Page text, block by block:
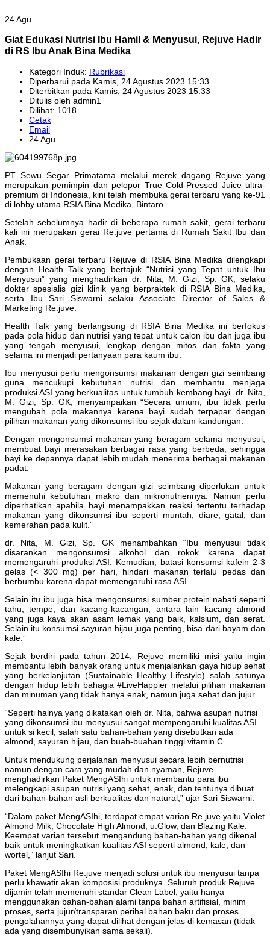
24 Agu
Giat Edukasi Nutrisi Ibu Hamil & Menyusui, Rejuve Hadir
di RS Ibu Anak Bina Medika
Kategori Induk: Rubrikasi
Diperbarui pada Kamis, 24 Agustus 2023 15:33
Diterbitkan pada Kamis, 24 Agustus 2023 15:33
Ditulis oleh admin1
Dilihat: 1018
Cetak
Email
24 Agu
PT Sewu Segar Primatama melalui merek dagang Rejuve yang
merupakan pemimpin dan pelopor True Cold-Pressed Juice ultra-
premium di Indonesia, kini telah membuka gerai terbaru yang ke-91
di lobby utama RSIA Bina Medika, Bintaro.
Setelah sebelumnya hadir di beberapa rumah sakit, gerai terbaru
kali ini merupakan gerai Re.juve pertama di Rumah Sakit Ibu dan
Anak.
Pembukaan gerai terbaru Rejuve di RSIA Bina Medika dilengkapi
dengan Health Talk yang bertajuk “Nutrisi yang Tepat untuk Ibu
Menyusui” yang menghadirkan dr. Nita, M. Gizi, Sp. GK, selaku
dokter spesialis gizi klinik yang berpraktek di RSIA Bina Medika,
serta Ibu Sari Siswarni selaku Associate Director of Sales &
Marketing Re.juve.
Health Talk yang berlangsung di RSIA Bina Medika ini berfokus
pada pola hidup dan nutrisi yang tepat untuk calon ibu dan juga ibu
yang tengah menyusui, lengkap dengan mitos dan fakta yang
selama ini menjadi pertanyaan para kaum ibu.
Ibu menyusui perlu mengonsumsi makanan dengan gizi seimbang
guna mencukupi kebutuhan nutrisi dan membantu menjaga
produksi ASI yang berkualitas untuk tumbuh kembang bayi. dr. Nita,
M. Gizi, Sp. GK, menyampaikan “Secara umum, ibu tidak perlu
mengubah pola makannya karena bayi sudah terpapar dengan
pilihan makanan yang dikonsumsi ibu sejak dalam kandungan.
Dengan mengonsumsi makanan yang beragam selama menyusui,
membuat bayi merasakan berbagai rasa yang berbeda, sehingga
bayi ke depannya dapat lebih mudah menerima berbagai makanan
padat.
Makanan yang beragam dengan gizi seimbang diperlukan untuk
memenuhi kebutuhan makro dan mikronutriennya. Namun perlu
diperhatikan apabila bayi menampakkan reaksi tertentu terhadap
makanan yang dikonsumsi ibu seperti muntah, diare, gatal, dan
kemerahan pada kulit.”
dr. Nita, M. Gizi, Sp. GK menambahkan “Ibu menyusui tidak
disarankan mengonsumsi alkohol dan rokok karena dapat
memengaruhi produksi ASI. Kemudian, batasi konsumsi kafein 2-3
gelas (< 300 mg) per hari, hindari makanan terlalu pedas dan
berbumbu karena dapat memengaruhi rasa ASI.
Selain itu ibu juga bisa mengonsumsi sumber protein nabati seperti
tahu, tempe, dan kacang-kacangan, antara lain kacang almond
yang juga kaya akan asam lemak yang baik, kalsium, dan serat.
Selain itu konsumsi sayuran hijau juga penting, bisa dari bayam dan
kale.”
Sejak berdiri pada tahun 2014, Rejuve memiliki misi yaitu ingin
membantu lebih banyak orang untuk menjalankan gaya hidup sehat
yang berkelanjutan (Sustainable Healthy Lifestyle) salah satunya
dengan hidup lebih bahagia #LiveHappier melalui pilihan makanan
dan minuman yang tidak hanya enak, namun juga sehat dan jujur.
“Seperti halnya yang dikatakan oleh dr. Nita, bahwa asupan nutrisi
yang dikonsumsi ibu menyusui sangat mempengaruhi kualitas ASI
untuk si kecil, salah satu bahan-bahan yang disebutkan ada
almond, sayuran hijau, dan buah-buahan tinggi vitamin C.
Untuk mendukung perjalanan menyusui secara lebih bernutrisi
namun dengan cara yang mudah dan nyaman, Rejuve
menghadirkan Paket MengASIhi untuk membantu para ibu
melengkapi asupan nutrisi yang sehat, enak, dan tentunya dibuat
dari bahan-bahan asli berkualitas dan natural,” ujar Sari Siswarni.
“Dalam paket MengASIhi, terdapat empat varian Re.juve yaitu Violet
Almond Milk, Chocolate High Almond, u.Glow, dan Blazing Kale.
Keempat varian tersebut mengandung bahan-bahan yang dikenal
baik untuk meningkatkan kualitas ASI seperti almond, kale, dan
wortel,” lanjut Sari.
Paket MengASIhi Re.juve menjadi solusi untuk ibu menyusui tanpa
perlu khawatir akan komposisi produknya. Seluruh produk Rejuve
dijamin telah memenuhi standar Clean Label, yaitu hanya
menggunakan bahan-bahan alami tanpa bahan artifisial, minim
proses, serta jujur/transparan perihal bahan baku dan proses
pengolahannya yang dapat dilihat dengan jelas di kemasan (tidak
ada yang disembunyikan sama sekali).